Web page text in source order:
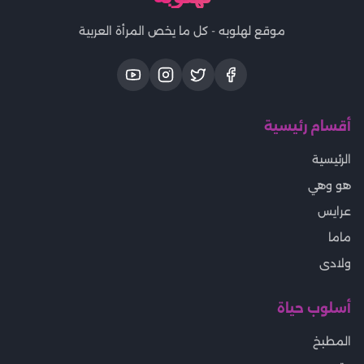
موقع لهلوبه - كل ما يخص المرأة العربية
أقسام رئيسية
الرئيسية
هو وهي
عرايس
ماما
ولادى
أسلوب حياة
المطبخ